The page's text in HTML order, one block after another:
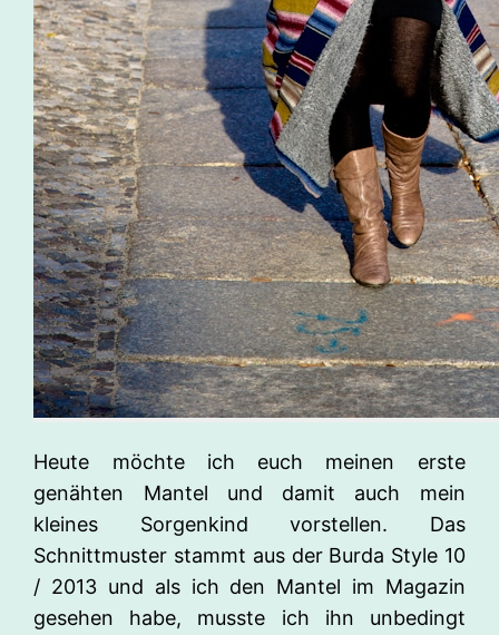
Heute möchte ich euch meinen erste
genähten Mantel und damit auch mein
kleines Sorgenkind vorstellen. Das
Schnittmuster stammt aus der Burda Style 10
/ 2013 und als ich den Mantel im Magazin
gesehen habe, musste ich ihn unbedingt